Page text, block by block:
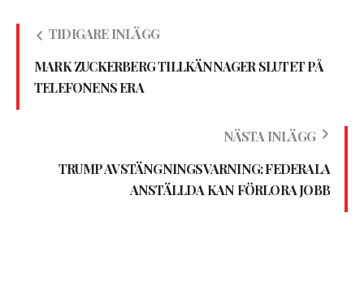
TIDIGARE INLÄGG
MARK ZUCKERBERG TILLKÄNNAGER SLUTET PÅ
TELEFONENS ERA
NÄSTA INLÄGG
TRUMP AVSTÄNGNINGSVARNING: FEDERALA
ANSTÄLLDA KAN FÖRLORA JOBB